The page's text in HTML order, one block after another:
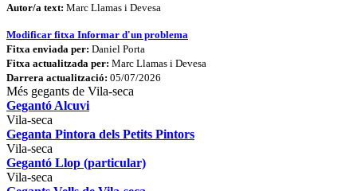
Autor/a text: Marc Llamas i Devesa
Modificar fitxa Informar d'un problema
Fitxa enviada per: Daniel Porta
Fitxa actualitzada per: Marc Llamas i Devesa
Darrera actualització: 05/07/2026
Més gegants de Vila-seca
Gegantó Alcuvi
Vila-seca
Geganta Pintora dels Petits Pintors
Vila-seca
Gegantó Llop (particular)
Vila-seca